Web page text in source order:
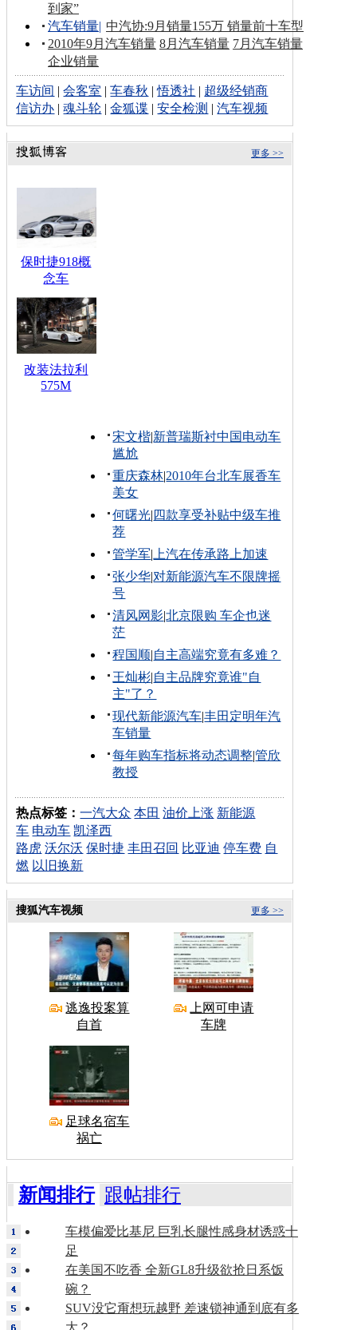
到家”
汽车销量| 中汽协:9月销量155万 销量前十车型
2010年9月汽车销量 8月汽车销量 7月汽车销量
企业销量
车访间 |会客室 |车春秋 |悟透社 | 超级经销商
信访办 |魂斗轮 |金狐谍 |安全检测 |汽车视频
更多 >>
保时捷918概
念车
改装法拉利
575M
宋文楷|新普瑞斯衬中国电动车
尴尬
重庆森林|2010年台北车展香车
美女
何曙光| 四款享受补贴中级车推
荐
管学军| 上汽在传承路上加速
张少华|对新能源汽车不限牌摇
号
清风网影|北京限购 车企也迷
茫
程国顺|自主高端究竟有多难？
王灿彬|自主品牌究竟谁"自
主"了？
现代新能源汽车|丰田定明年汽
车销量
每年购车指标将动态调整|管欣
教授
热点标签：一汽大众 本田 油价上涨 新能源
车 电动车 凯泽西
路虎 沃尔沃 保时捷 丰田召回 比亚迪 停车费 自
燃 以旧换新
更多 >>
搜狐汽车视频
逃逸投案算
自首
上网可申请
车牌
足球名宿车
祸亡
新闻排行 跟帖排行
车模偏爱比基尼 巨乳长腿性感身材诱惑十
足
在美国不吃香 全新GL8升级欲抢日系饭
碗？
SUV没它甭想玩越野 差速锁神通到底有多
大？